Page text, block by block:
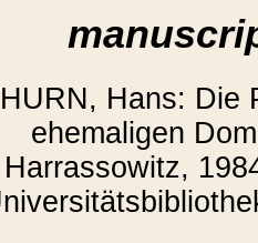
Hans: Die
ehemaligen
Harrassowitz,